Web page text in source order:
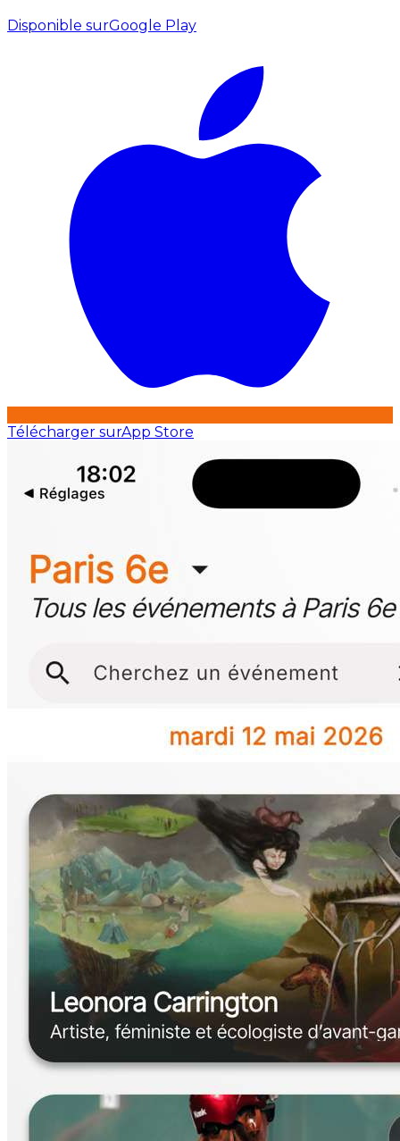
Disponible surGoogle Play
Télécharger surApp Store